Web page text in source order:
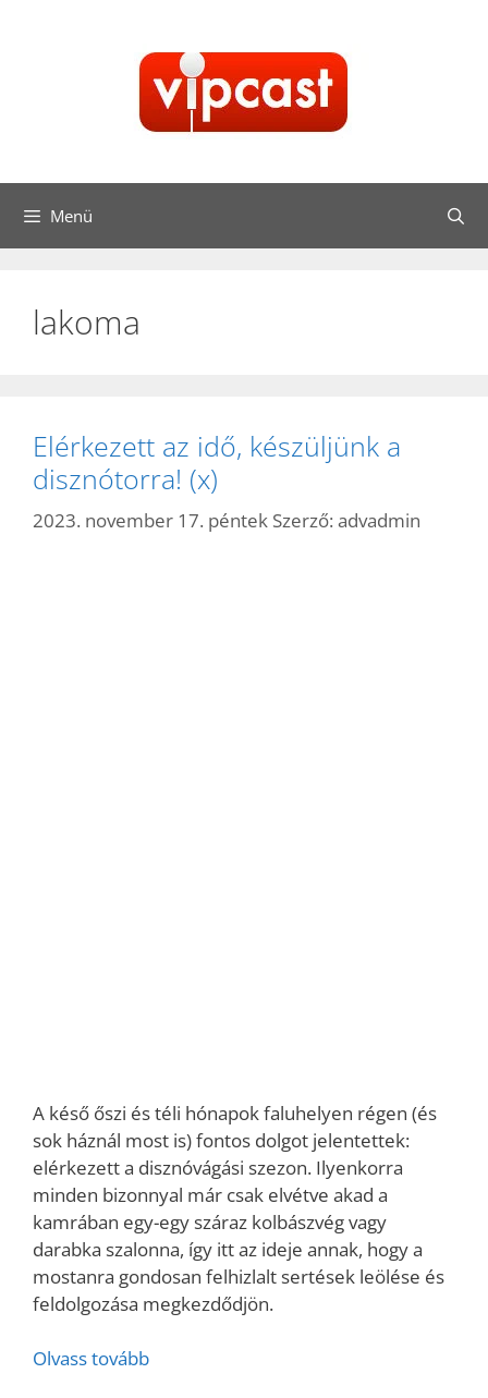
Menü
lakoma
Elérkezett az idő, készüljünk a
disznótorra! (x)
2023. november 17. péntek Szerző: advadmin
A késő őszi és téli hónapok faluhelyen régen (és
sok háznál most is) fontos dolgot jelentettek:
elérkezett a disznóvágási szezon. Ilyenkorra
minden bizonnyal már csak elvétve akad a
kamrában egy-egy száraz kolbászvég vagy
darabka szalonna, így itt az ideje annak, hogy a
mostanra gondosan felhizlalt sertések leölése és
feldolgozása megkezdődjön.
Olvass tovább